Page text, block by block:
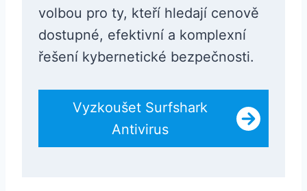
volbou pro ty, kteří hledají cenově
dostupné, efektivní a komplexní
řešení kybernetické bezpečnosti.
Vyzkoušet Surfshark
Antivirus